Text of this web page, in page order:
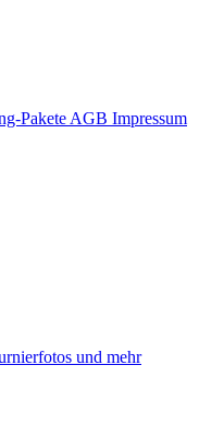
Pakete AGB Impressum
und mehr